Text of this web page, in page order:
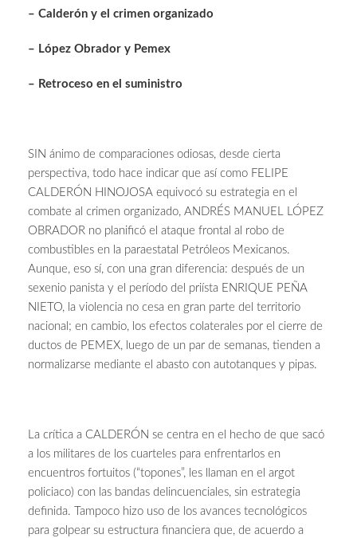
– Calderón y el crimen organizado
– López Obrador y Pemex
– Retroceso en el suministro
SIN ánimo de comparaciones odiosas, desde cierta
perspectiva, todo hace indicar que así como FELIPE
CALDERÓN HINOJOSA equivocó su estrategia en el
combate al crimen organizado, ANDRÉS MANUEL LÓPEZ
OBRADOR no planificó el ataque frontal al robo de
combustibles en la paraestatal Petróleos Mexicanos.
Aunque, eso sí, con una gran diferencia: después de un
sexenio panista y el período del priísta ENRIQUE PEÑA
NIETO, la violencia no cesa en gran parte del territorio
nacional; en cambio, los efectos colaterales por el cierre de
ductos de PEMEX, luego de un par de semanas, tienden a
normalizarse mediante el abasto con autotanques y pipas.
La crítica a CALDERÓN se centra en el hecho de que sacó
a los militares de los cuarteles para enfrentarlos en
encuentros fortuitos (“topones”, les llaman en el argot
policiaco) con las bandas delincuenciales, sin estrategia
definida. Tampoco hizo uso de los avances tecnológicos
para golpear su estructura financiera que, de acuerdo a